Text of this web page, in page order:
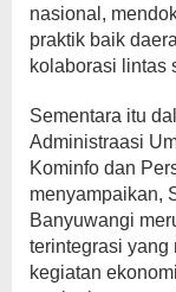
nasional,
praktik baik
kolaborasi lintas
Sementara itu
Administraasi
Kominfo dan
menyampaikan,
Banyuwangi
terintegrasi yang
kegiatan